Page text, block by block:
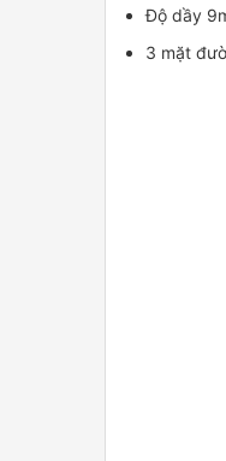
Độ dầy
3 mặt